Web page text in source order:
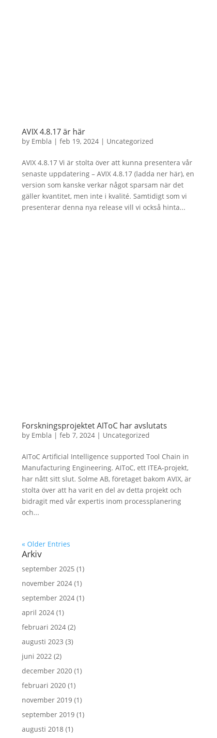
AVIX 4.8.17 är här
by Embla | feb 19, 2024| Uncategorized
AVIX 4.8.17 Vi är stolta över att kunna presentera vår
senaste uppdatering – AVIX 4.8.17 (ladda ner här), en
version som kanske verkar något sparsam när det
gäller kvantitet, men inte i kvalité. Samtidigt som vi
presenterar denna nya release vill vi också hinta...
Forskningsprojektet AIToC har avslutats
by Embla | feb 7, 2024| Uncategorized
AIToC Artificial Intelligence supported Tool Chain in
Manufacturing Engineering. AIToC, ett ITEA-projekt,
har nått sitt slut. Solme AB, företaget bakom AVIX, är
stolta över att ha varit en del av detta projekt och
bidragit med vår expertis inom processplanering
och...
« Older Entries
Arkiv
september 2025 (1)
november 2024(1)
september 2024(1)
april 2024(1)
februari 2024(2)
augusti 2023 (3)
juni 2022(2)
december 2020(1)
februari 2020(1)
november 2019(1)
september 2019(1)
augusti 2018(1)